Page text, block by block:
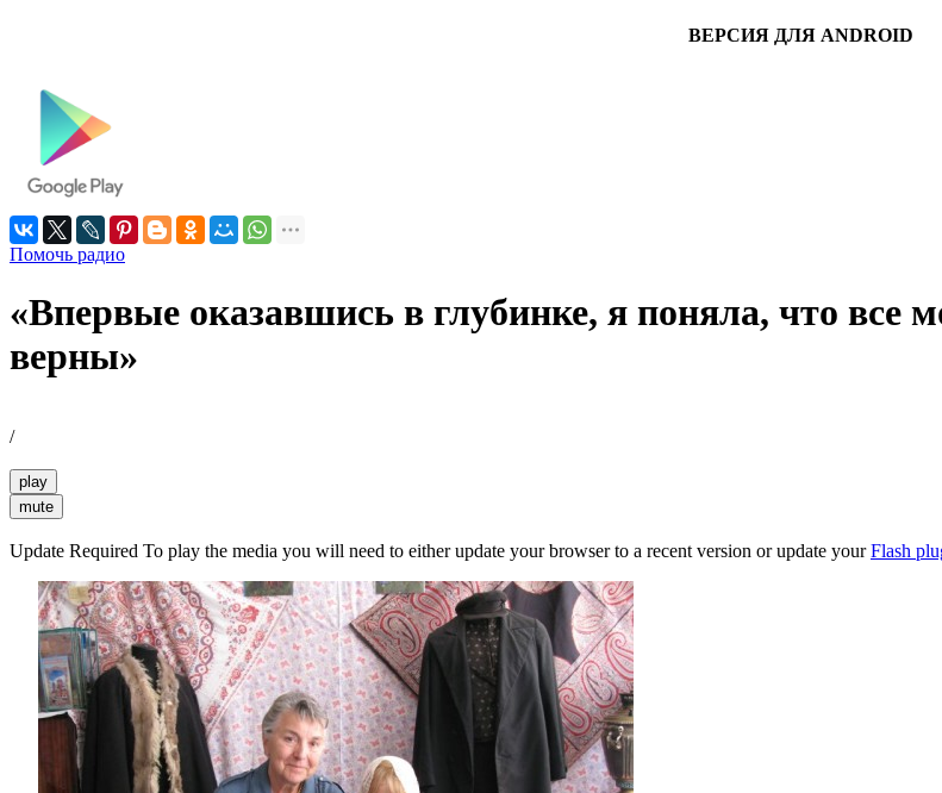
ВЕРСИЯ ДЛЯ ANDROID
Помочь радио
«Впервые оказавшись в глубинке, я поняла, что все
верны»
/
play
mute
Update Required To play the media you will need to either update your browser to a recent version or update yourFlash